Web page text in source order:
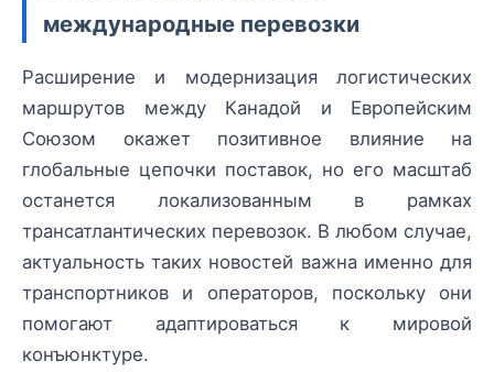
международные перевозки
Расширение и модернизация логистических
маршрутов между Канадой и Европейским
Союзом окажет позитивное влияние на
глобальные цепочки поставок, но его масштаб
останется локализованным в рамках
трансатлантических перевозок. В любом случае,
актуальность таких новостей важна именно для
транспортников и операторов, поскольку они
помогают адаптироваться к мировой
конъюнктуре.